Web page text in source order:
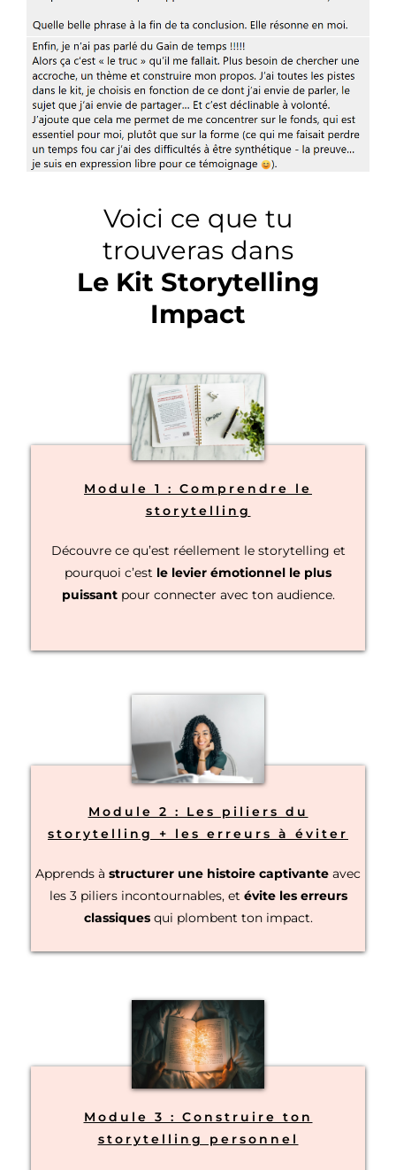
Voici ce que tu
trouveras dans
Le Kit Storytelling
Impact
Module 1 : Comprendre le
storytelling
Découvre ce qu’est réellement le storytelling et
pourquoi c’est le levier émotionnel le plus
puissantpour connecter avec ton audience.
Module 2 : Les piliers du
storytelling + les erreurs à éviter
Apprends à structurer une histoire captivante avec
les 3 piliers incontournables, et évite les erreurs
classiquesqui plombent ton impact.
Module 3 : Construire ton
storytelling personnel